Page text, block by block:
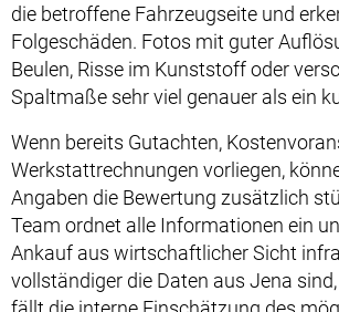
die betroffene Fahrzeugseite und
Folgeschäden. Fotos mit guter
Beulen, Risse im Kunststoff oder
Spaltmaße sehr viel genauer als ein
Wenn bereits Gutachten,
Werkstattrechnungen vorliegen,
Angaben die Bewertung zusätzlich
Team ordnet alle Informationen ein
Ankauf aus wirtschaftlicher Sicht
vollständiger die Daten aus Jena